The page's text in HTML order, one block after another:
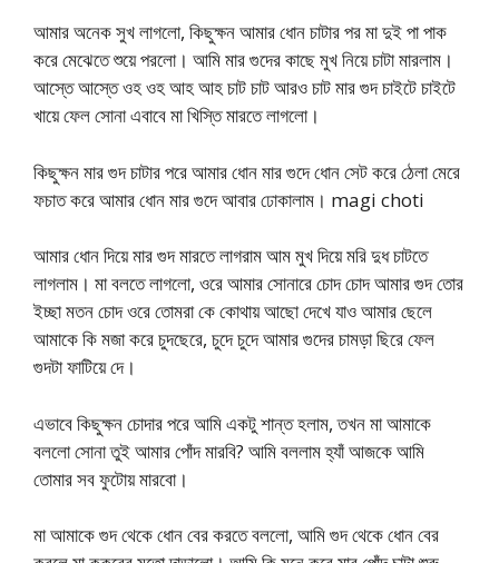
আমার অনেক সুখ লাগলো, কিছুক্ষন আমার ধোন চাটার পর মা দুই পা পাক
করে মেঝেতে শুয়ে পরলো। আমি মার গুদের কাছে মুখ নিয়ে চাটা মারলাম।
আস্তে আস্তে ওহ ওহ আহ আহ চাট চাট আরও চাট মার গুদ চাইটে চাইটে
খায়ে ফেল সোনা এবাবে মা খিস্তি মারতে লাগলো।
কিছুক্ষন মার গুদ চাটার পরে আমার ধোন মার গুদে ধোন সেট করে ঠেলা মেরে
ফচাত করে আমার ধোন মার গুদে আবার ঢোকালাম। magi choti
আমার ধোন দিয়ে মার গুদ মারতে লাগরাম আম মুখ দিয়ে মরি দুধ চাটতে
লাগলাম। মা বলতে লাগলো, ওরে আমার সোনারে চোদ চোদ আমার গুদ তোর
ইচ্ছা মতন চোদ ওরে তোমরা কে কোথায় আছো দেখে যাও আমার ছেলে
আমাকে কি মজা করে চুদছেরে, চুদে চুদে আমার গুদের চামড়া ছিরে ফেল
গুদটা ফাটিয়ে দে।
এভাবে কিছুক্ষন চোদার পরে আমি একটু শান্ত হলাম, তখন মা আমাকে
বললো সোনা তুই আমার পোঁদ মারবি? আমি বললাম হ্যাঁ আজকে আমি
তোমার সব ফুটোয় মারবো।
মা আমাকে গুদ থেকে ধোন বের করতে বললো, আমি গুদ থেকে ধোন বের